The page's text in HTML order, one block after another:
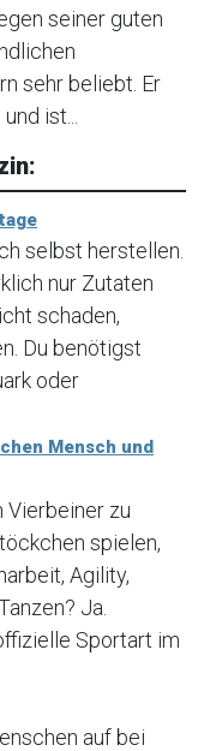
seiner guten
sehr beliebt. Er
ist...
selbst herstellen.
nur Zutaten
schaden,
Du benötigst
oder
Mensch und
Vierbeiner zu
spielen,
Agility,
Ja.
Sportart im
auf bei